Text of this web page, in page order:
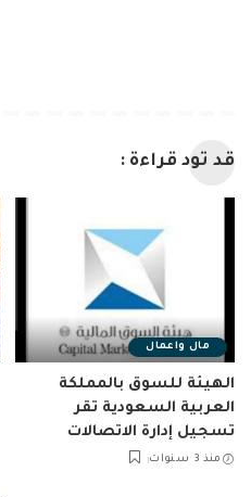
قد تود قراءة :
مال واعمال
الهيئة للسوق بالمملكة
العربية السعودية تقر
تسجيل إدارة الاتصالات
منذ 3 سنوات